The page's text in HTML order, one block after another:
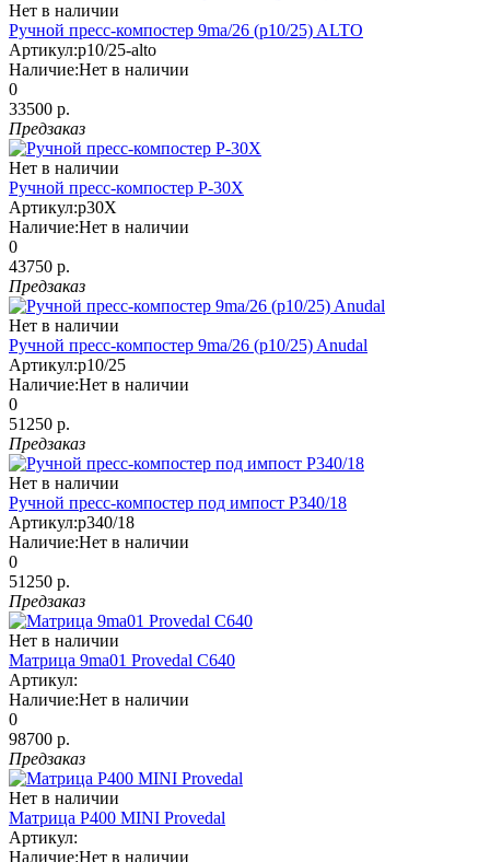
Нет в наличии
Ручной пресс-компостер 9ma/26 (p10/25) ALTO
Артикул:p10/25-alto
Наличие:Нет в наличии
0
33500 р.
Предзаказ
Нет в наличии
Ручной пресс-компостер P-30X
Артикул:p30X
Наличие:Нет в наличии
0
43750 р.
Предзаказ
Нет в наличии
Ручной пресс-компостер 9ma/26 (p10/25) Anudal
Артикул:p10/25
Наличие:Нет в наличии
0
51250 р.
Предзаказ
Нет в наличии
Ручной пресс-компостер под импост P340/18
Артикул:p340/18
Наличие:Нет в наличии
0
51250 р.
Предзаказ
Нет в наличии
Матрица 9ma01 Provedal C640
Артикул:
Наличие:Нет в наличии
0
98700 р.
Предзаказ
Нет в наличии
Матрица P400 MINI Provedal
Артикул:
Наличие:Нет в наличии